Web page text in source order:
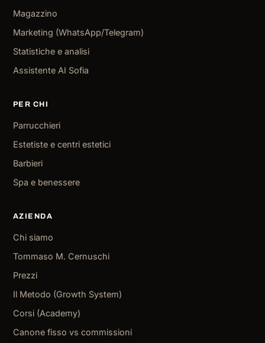
Magazzino
Marketing (WhatsApp/Telegram)
Statistiche e analisi
Assistente AI Sofia
PER CHI
Parrucchieri
Estetiste e centri estetici
Barbieri
Spa e benessere
AZIENDA
Chi siamo
Tommaso M. Cernuschi
Prezzi
Il Metodo (Growth System)
Corsi (Academy)
Canone fisso vs commissioni